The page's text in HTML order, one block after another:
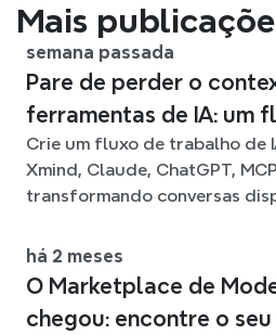
Mais
semana passada
Pare de perder o
ferramentas de IA: um
ligado com o Xmind
Crie um fluxo de trabalho de
Xmind, Claude, ChatGPT,
transformando conversas
há 2 meses
O Marketplace de
chegou: encontre o